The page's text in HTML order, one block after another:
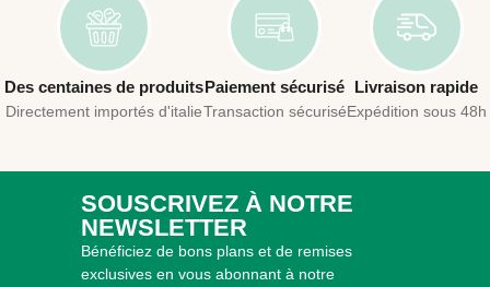
Des centaines de produits
Directement importés d'italie
Paiement sécurisé
Transaction sécurisé
Livraison rapide
Expédition sous 48h
SOUSCRIVEZ À NOTRE
NEWSLETTER
Bénéficiez de bons plans et de remises
exclusives en vous abonnant à notre